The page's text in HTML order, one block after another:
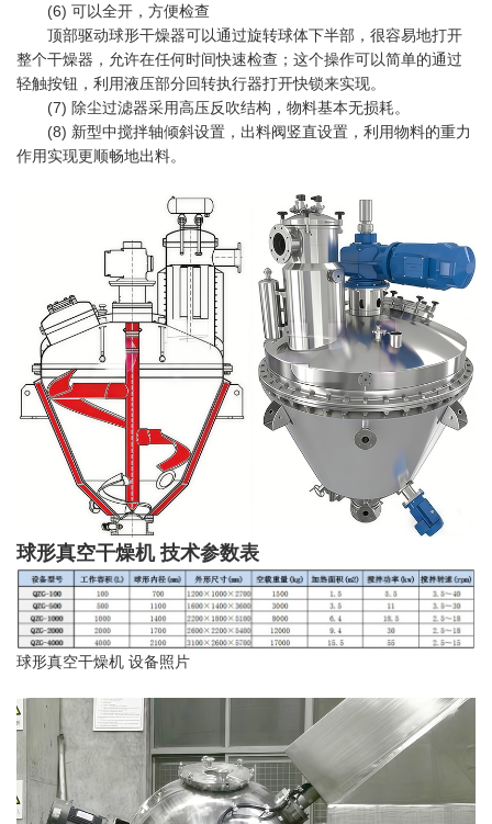
(6) 可以全开，方便检查
顶部驱动球形干燥器可以通过旋转球体下半部，很容易地打开
整个干燥器，允许在任何时间快速检查；这个操作可以简单的通过
轻触按钮，利用液压部分回转执行器打开快锁来实现。
(7) 除尘过滤器采用高压反吹结构，物料基本无损耗。
(8) 新型中搅拌轴倾斜设置，出料阀竖直设置，利用物料的重力
作用实现更顺畅地出料。
球形真空干燥机 技术参数表
球形真空干燥机 设备照片